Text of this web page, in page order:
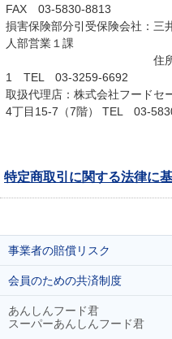
FAX 03-5830-8813
損害保険部分引受保険会社：
人部営業１課
住所：東京都千
1 TEL 03-3259-6692
取扱代理店：株式会社フード
4丁目15-7（7階） TEL 03-
特定商取引に関する法律に
事業者の賠償リスク
会員のための共済制度
あんしんフード君
スーパーあんしんフード君